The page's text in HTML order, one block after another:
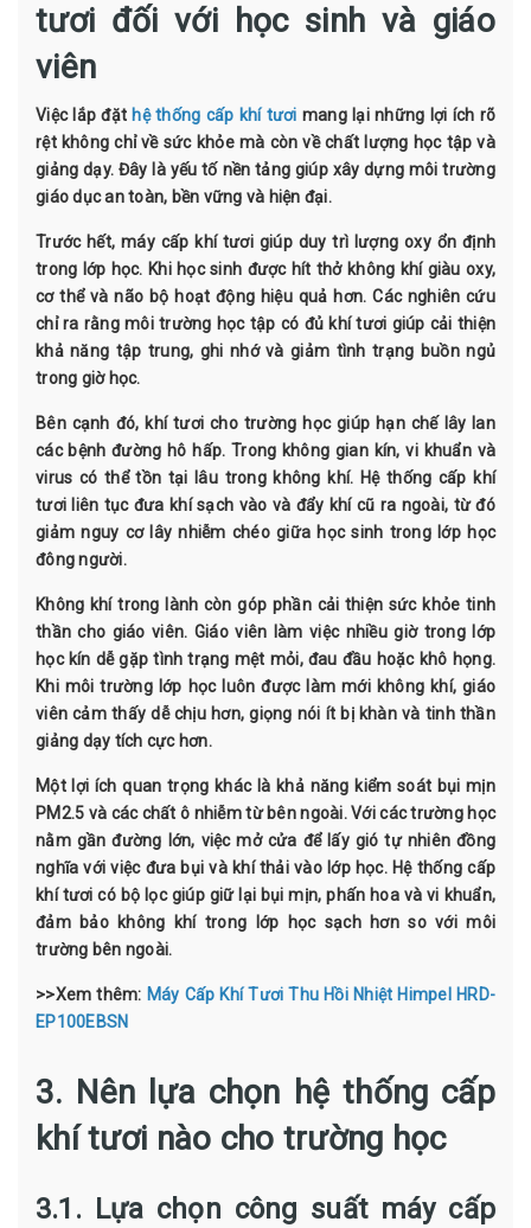
tươi đối với học sinh và giáo
viên
Việc lắp đặt hệ thống cấp khí tươi mang lại những lợi ích rõ
rệt không chỉ về sức khỏe mà còn về chất lượng học tập và
giảng dạy. Đây là yếu tố nền tảng giúp xây dựng môi trường
giáo dục an toàn, bền vững và hiện đại.
Trước hết, máy cấp khí tươi giúp duy trì lượng oxy ổn định
trong lớp học. Khi học sinh được hít thở không khí giàu oxy,
cơ thể và não bộ hoạt động hiệu quả hơn. Các nghiên cứu
chỉ ra rằng môi trường học tập có đủ khí tươi giúp cải thiện
khả năng tập trung, ghi nhớ và giảm tình trạng buồn ngủ
trong giờ học.
Bên cạnh đó, khí tươi cho trường học giúp hạn chế lây lan
các bệnh đường hô hấp. Trong không gian kín, vi khuẩn và
virus có thể tồn tại lâu trong không khí. Hệ thống cấp khí
tươi liên tục đưa khí sạch vào và đẩy khí cũ ra ngoài, từ đó
giảm nguy cơ lây nhiễm chéo giữa học sinh trong lớp học
đông người.
Không khí trong lành còn góp phần cải thiện sức khỏe tinh
thần cho giáo viên. Giáo viên làm việc nhiều giờ trong lớp
học kín dễ gặp tình trạng mệt mỏi, đau đầu hoặc khô họng.
Khi môi trường lớp học luôn được làm mới không khí, giáo
viên cảm thấy dễ chịu hơn, giọng nói ít bị khàn và tinh thần
giảng dạy tích cực hơn.
Một lợi ích quan trọng khác là khả năng kiểm soát bụi mịn
PM2.5 và các chất ô nhiễm từ bên ngoài. Với các trường học
nằm gần đường lớn, việc mở cửa để lấy gió tự nhiên đồng
nghĩa với việc đưa bụi và khí thải vào lớp học. Hệ thống cấp
khí tươi có bộ lọc giúp giữ lại bụi mịn, phấn hoa và vi khuẩn,
đảm bảo không khí trong lớp học sạch hơn so với môi
trường bên ngoài.
>>Xem thêm: Máy Cấp Khí Tươi Thu Hồi Nhiệt Himpel HRD-
EP100EBSN
3. Nên lựa chọn hệ thống cấp
khí tươi nào cho trường học
3.1. Lựa chọn công suất máy cấp